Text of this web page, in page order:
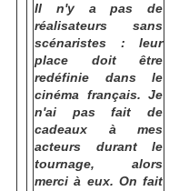
Il n'y a pas de
réalisateurs sans
scénaristes : leur
place doit être
redéfinie dans le
cinéma français. Je
n'ai pas fait de
cadeaux à mes
acteurs durant le
tournage, alors
merci à eux. On fait